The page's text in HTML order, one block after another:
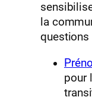
la
questions
pour